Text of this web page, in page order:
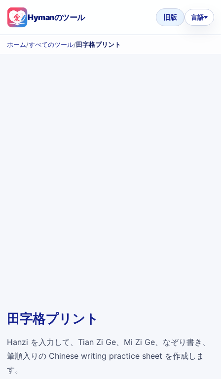
Hymanのツール 旧版 言語
ホーム/すべてのツール/田字格プリント
田字格プリント
Hanzi を入力して、Tian Zi Ge、Mi Zi Ge、なぞり書き、
筆順入りの Chinese writing practice sheet を作成しま
す。